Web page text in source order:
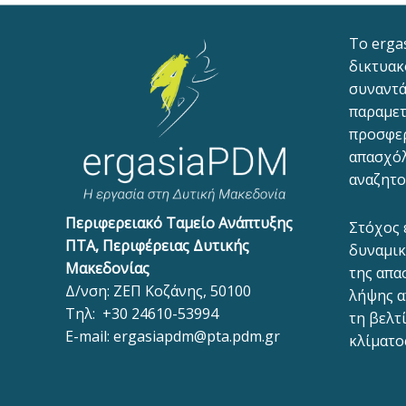
Περιφερειακό Ταμείο Ανάπτυξης
ΠΤΑ, Περιφέρειας Δυτικής
Μακεδονίας
Δ/νση: ΖΕΠ Κοζάνης, 50100
Τηλ: +30 24610-53994
E-mail: ergasiapdm@pta.pdm.gr
To
Στόχος
της
λήψης
τη